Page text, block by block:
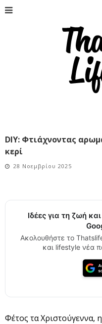
DIY: Φτιάχνοντας
κερί
28 Νοεμβρίου 2025
Ιδέες για τη ζωή
Ακολουθήστε το
και lifestyle νέα
Φέτος τα Χριστούγεννα,